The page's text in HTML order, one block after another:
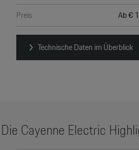
Preis
Ab €
Technische Daten im Überblick
Die Cayenne Electric